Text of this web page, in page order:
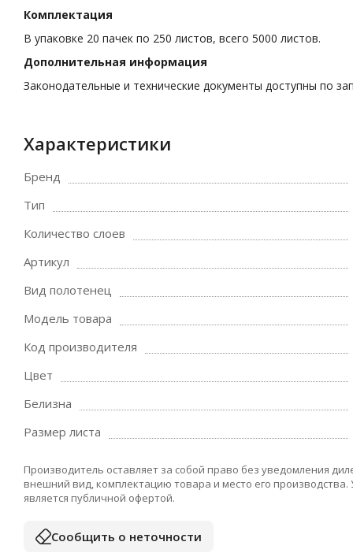
Комплектация
В упаковке 20 пачек по 250 листов, всего 5000 листов.
Дополнительная информация
Законодательные и технические документы доступны по
Характеристики
Бренд
Тип
Количество слоев
Артикул
Вид полотенец
Модель товара
Код производителя
Цвет
Белизна
Размер листа
Производитель оставляет за собой право без уведомления
внешний вид, комплектацию товара и место его
является публичной офертой.
Сообщить о неточности